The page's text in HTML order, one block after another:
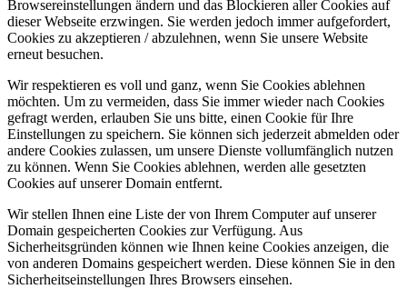
Browsereinstellungen ändern und das Blockieren aller Cookies auf
dieser Webseite erzwingen. Sie werden jedoch immer aufgefordert,
Cookies zu akzeptieren / abzulehnen, wenn Sie unsere Website
erneut besuchen.
Wir respektieren es voll und ganz, wenn Sie Cookies ablehnen
möchten. Um zu vermeiden, dass Sie immer wieder nach Cookies
gefragt werden, erlauben Sie uns bitte, einen Cookie für Ihre
Einstellungen zu speichern. Sie können sich jederzeit abmelden oder
andere Cookies zulassen, um unsere Dienste vollumfänglich nutzen
zu können. Wenn Sie Cookies ablehnen, werden alle gesetzten
Cookies auf unserer Domain entfernt.
Wir stellen Ihnen eine Liste der von Ihrem Computer auf unserer
Domain gespeicherten Cookies zur Verfügung. Aus
Sicherheitsgründen können wie Ihnen keine Cookies anzeigen, die
von anderen Domains gespeichert werden. Diese können Sie in den
Sicherheitseinstellungen Ihres Browsers einsehen.